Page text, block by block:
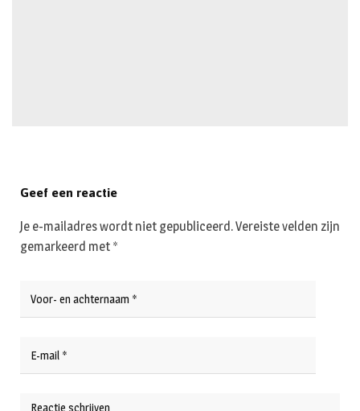
Geef een reactie
Je e-mailadres wordt niet gepubliceerd.Vereiste velden zijn
gemarkeerd met *